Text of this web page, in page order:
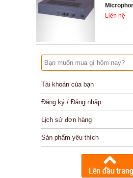
Liên hệ
Tài khoản của bạn
Đăng ký / Đăng nhập
Lịch sử đơn hàng
Sản phẩm yêu thích